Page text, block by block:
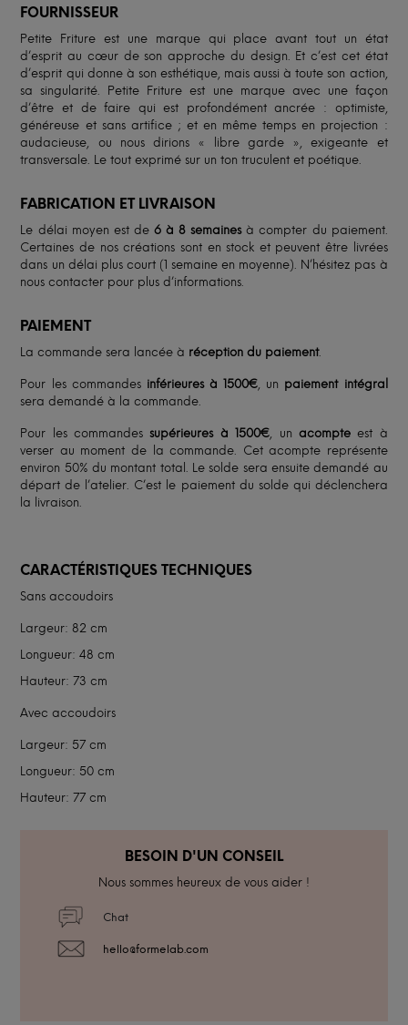
FOURNISSEUR
Petite Friture est une marque qui place avant tout un état
d’esprit au cœur de son approche du design. Et c’est cet état
d’esprit qui donne à son esthétique, mais aussi à toute son action,
sa singularité. Petite Friture est une marque avec une façon
d’être et de faire qui est profondément ancrée : optimiste,
généreuse et sans artifice ; et en même temps en projection :
audacieuse, ou nous dirions « libre garde », exigeante et
transversale. Le tout exprimé sur un ton truculent et poétique.
FABRICATION ET LIVRAISON
Le délai moyen est de 6 à 8 semainesà compter du paiement.
Certaines de nos créations sont en stock et peuvent être livrées
dans un délai plus court (1 semaine en moyenne). N’hésitez pas à
nous contacter pour plus d’informations.
PAIEMENT
La commande sera lancée à réception du paiement.
Pour les commandes inférieures à 1500€, un paiement intégral
sera demandé à la commande.
Pour les commandessupérieures à 1500€, un acompteest à
verser au moment de la commande. Cet acompte représente
environ 50% du montant total. Le solde sera ensuite demandé au
départ de l’atelier. C’est le paiement du solde qui déclenchera
la livraison.
CARACTÉRISTIQUES TECHNIQUES
Sans accoudoirs
Largeur: 82 cm
Longueur: 48 cm
Hauteur: 73 cm
Avec accoudoirs
Largeur: 57 cm
Longueur: 50 cm
Hauteur: 77 cm
BESOIN D'UN CONSEIL
Nous sommes heureux de vous aider !
Chat
hello@formelab.com